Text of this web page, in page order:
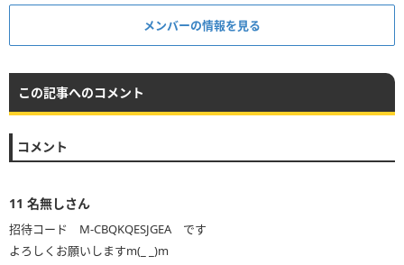
メンバーの情報を見る
この記事へのコメント
コメント
11 名無しさん
招待コード M-CBQKQESJGEA です
よろしくお願いしますm(_ _)m